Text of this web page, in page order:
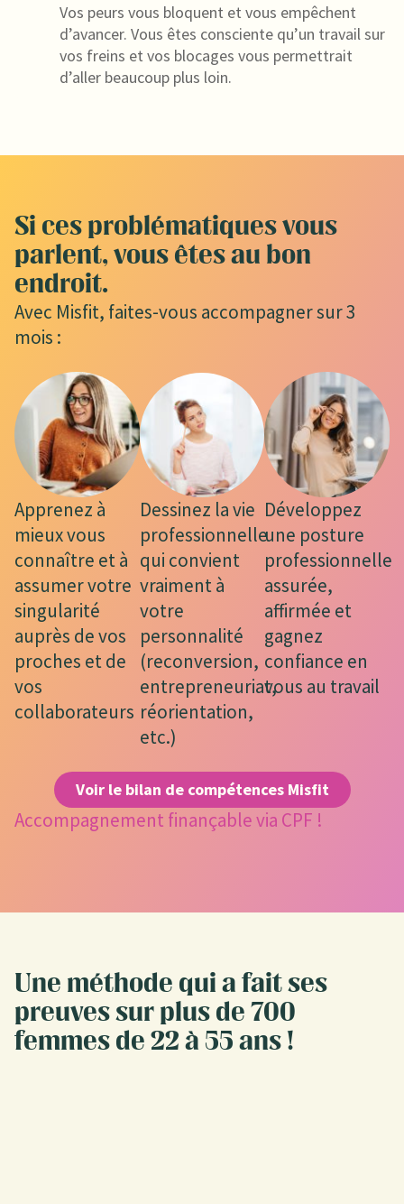
Vos peurs vous bloquent et vous empêchent
d’avancer. Vous êtes consciente qu’un travail sur
vos freins et vos blocages vous permettrait
d’aller beaucoup plus loin.
Si ces problématiques vous
parlent, vous êtes au bon
endroit.
Avec Misfit, faites-vous accompagner sur 3
mois :
Apprenez à
mieux vous
connaître et à
assumer votre
singularité
auprès de vos
proches et de
vos
collaborateurs
​Dessinez la vie
professionnelle
qui convient
vraiment à
votre
personnalité
(reconversion,
entrepreneuriat,
réorientation,
etc.)
​Développez
une posture
professionnelle
assurée,
affirmée et
gagnez
confiance en
vous au travail
Voir le bilan de compétences Misfit
Accompagnement finançable via CPF !
Une méthode qui a fait ses
preuves sur plus de 700
femmes de 22 à 55 ans !